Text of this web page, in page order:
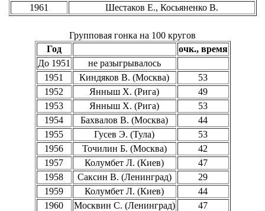
1961
Шестаков Е., Косьяненко В.
Групповая гонка на 100 кругов
Год
очк., время
До 1951
не разыгрывалось
1951
Киндяков В. (Москва)
53
1952
Янныш X. (Рига)
49
1953
Янныш X. (Рига)
53
1954
Бахвалов В. (Москва)
44
1955
Гусев Э. (Тула)
53
1956
Точилин Б. (Москва)
42
1957
Колумбет Л. (Киев)
47
1958
Саксин В. (Ленинград)
29
1959
Колумбет Л. (Киев)
44
1960
Москвин С. (Ленинград)
47